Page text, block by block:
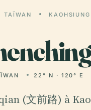
TAÏWAN KAOHSIUNG
22° N · 120° E
(文前路) à